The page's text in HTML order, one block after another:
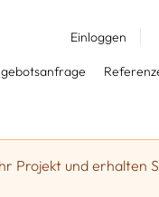
Einloggen
Projekt und erhalten